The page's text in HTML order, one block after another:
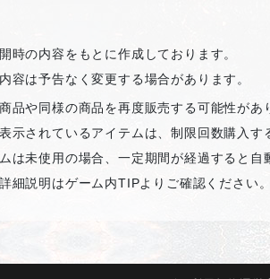
時の内容をもとに作成しております。
容は予告なく変更する場合があります。
品や同様の商品を再度販売する可能性があ
示されているアイテムは、制限回数購入す
は未使用の場合、一定期間が経過すると自
細説明はゲーム内TIPよりご確認ください。